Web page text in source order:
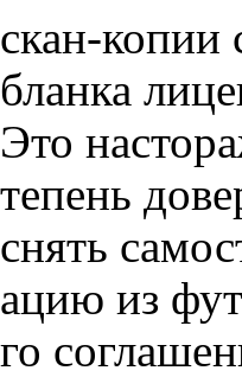
скан-копии
бланка
Это
тепень
снять
ацию из
го